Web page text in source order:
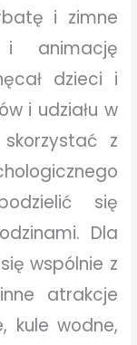
i zimne
animację
dzieci i
i udziału w
skorzystać z
się
Dla
wspólnie z
atrakcje
kule wodne,